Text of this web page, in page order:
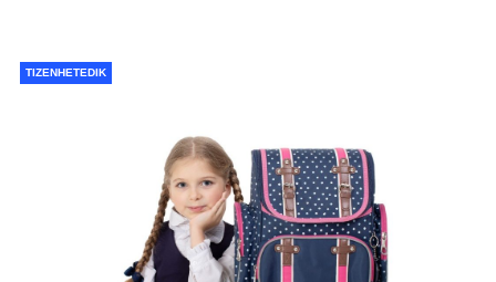
TIZENHETEDIK